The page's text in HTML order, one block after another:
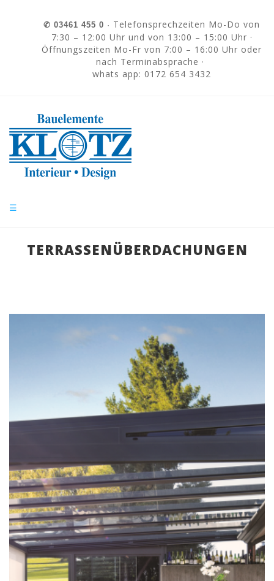
✆ 03461 455 0 · Telefonsprechzeiten Mo-Do von
7:30 – 12:00 Uhr und von 13:00 – 15:00 Uhr ·
Öffnungszeiten Mo-Fr von 7:00 – 16:00 Uhr oder
nach Terminabsprache ·
whats app: 0172 654 3432
☰
TERRASSENÜBERDACHUNGEN